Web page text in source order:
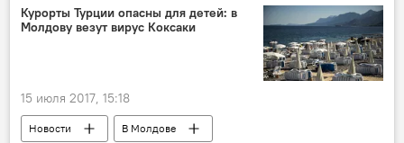
примэрия Кишинева
уголовное дело
расследование
платные парковки
Курорты Турции опасны для детей: в
Молдову везут вирус Коксаки
15 июля 2017, 15:18
Новости В Молдове